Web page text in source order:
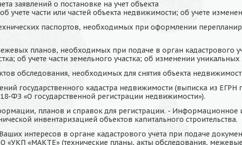
заявлений о постановке на учет объекта
учете части или частей объекта недвижимости; об учете
паспортов, необходимых при оформлении
планов, необходимых при подаче в орган кадастрового
об учете части земельного участка; об изменении уникальных
обследования, необходимых для снятия объекта
государственного кадастра недвижимости (выписка из
ФЗ «О государственной регистрации недвижимости»).
планов и справок для регистрации. - Информационное
инвентаризацией объектов капитального строительства.
интересов в органе кадастрового учета при подаче
«УКП «МАКТЕ» (технические планы, акты обследования,